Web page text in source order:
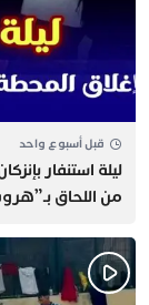
قبل أسبوع واحد
​ليلة استنفار
من اللحاق